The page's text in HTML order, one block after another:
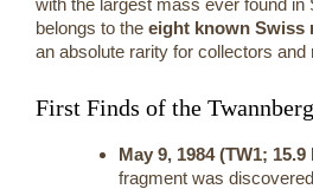
with the largest mass ever found in
belongs to the eight known Swiss
an absolute rarity for collectors and
First Finds of the
May 9, 1984 (TW1; 15.9
fragment was